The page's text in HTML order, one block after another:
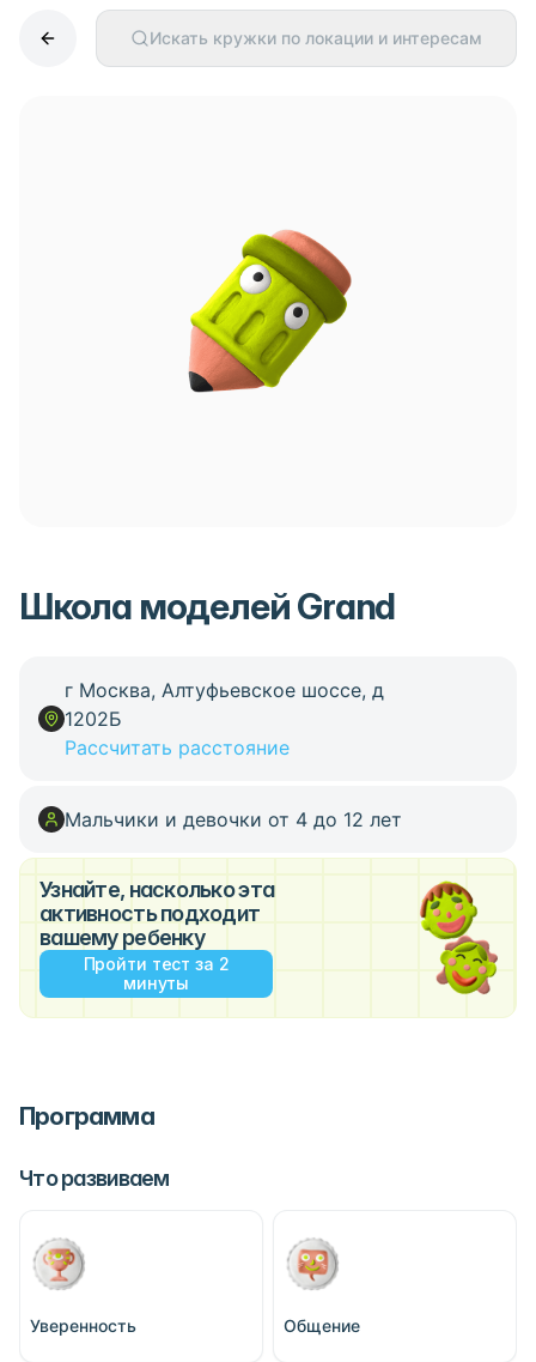
Искать кружки по локации и интересам
Школа моделей Grand
г Москва, Алтуфьевское шоссе, д
1202Б
Рассчитать расстояние
Мальчики и девочки от 4 до 12 лет
Узнайте, насколько эта
активность подходит
вашему ребенку
Пройти тест за 2
минуты
Программа
Что развиваем
Уверенность Общение